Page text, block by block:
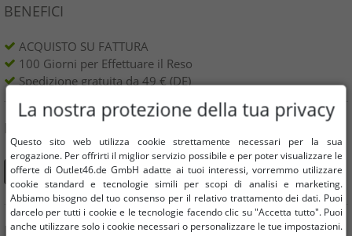
BENEFICI
ACQUISTO SU FATTURA
100 Giorni per Effettuare il Reso
Spedizione gratuita da 49 € (DE)
PUOI TROVARCI ANCHE SU
INFORMAZIONE
La nostra protezione della tua privacy
Questo sito web utilizza cookie strettamente necessari per la sua
erogazione. Per offrirti il ​​miglior servizio possibile e per poter visualizzare le
offerte di Outlet46.de GmbH adatte ai tuoi interessi, vorremmo utilizzare
cookie standard e tecnologie simili per scopi di analisi e marketing.
Abbiamo bisogno del tuo consenso per il relativo trattamento dei dati. Puoi
darcelo per tutti i cookie e le tecnologie facendo clic su "Accetta tutto". Puoi
anche utilizzare solo i cookie necessari o personalizzare le tue impostazioni.